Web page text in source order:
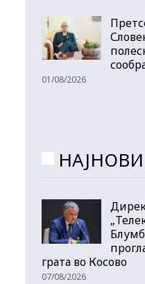
01/08/2026
НАЈНОВИ
грата во Косово
07/08/2026